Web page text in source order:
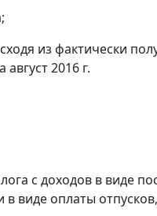
из фактически
2016 г.
с доходов в виде
виде оплаты